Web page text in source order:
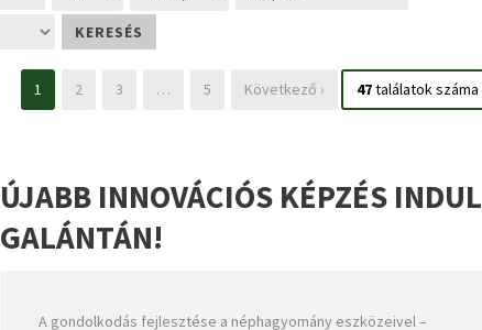
47találatok száma
1 2 3 … 5 Következő ›
ÚJABB INNOVÁCIÓS KÉPZÉS INDUL
GALÁNTÁN!
A gondolkodás fejlesztése a néphagyomány eszközeivel –